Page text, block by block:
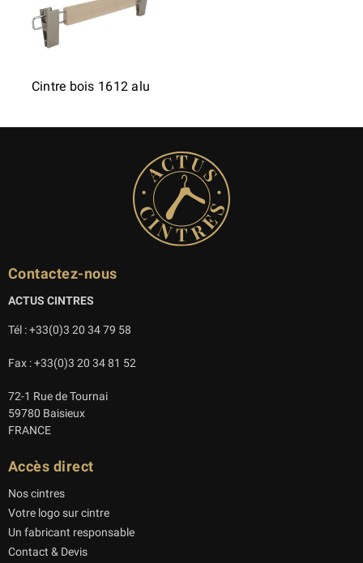
Cintre bois 1612 alu
Contactez-nous
ACTUS CINTRES
Tél : +33(0)3 20 34 79 58
Fax : +33(0)3 20 34 81 52
72-1 Rue de Tournai
59780 Baisieux
FRANCE
Accès direct
Nos cintres
Votre logo sur cintre
Un fabricant responsable
Contact & Devis